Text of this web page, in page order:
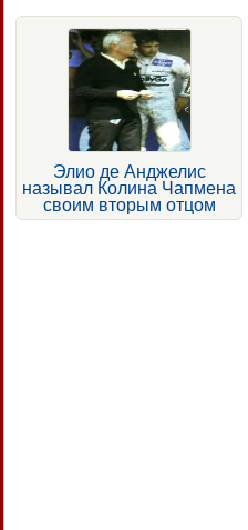
Элио де Анджелис
называл Колина Чапмена
своим вторым отцом